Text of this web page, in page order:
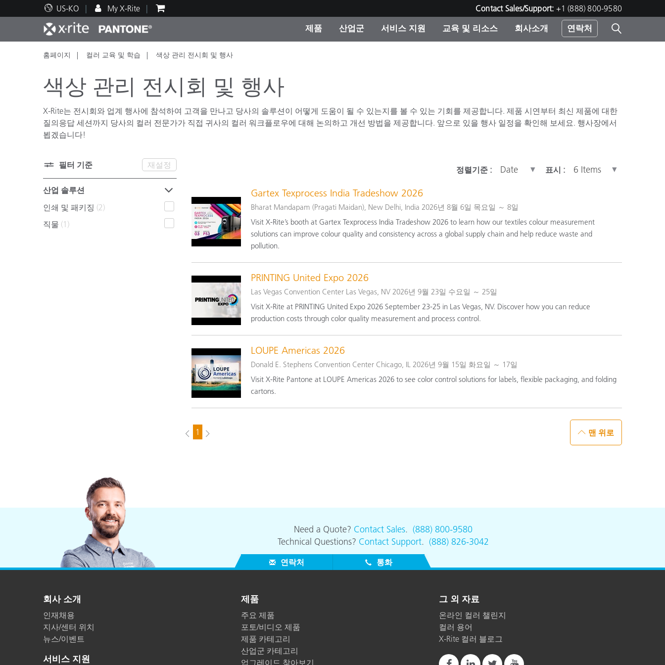
US-KO My X-Rite Contact Sales/Support: +1 (888) 800-9580
제품
주요 제품 제품 카테고리
산업군
인쇄 및 패키징
플라스틱
페인트 및 코팅
화장품 제조사
소비재
생명과학
소비자 가전제품
종이/페이퍼
내구재
서비스 지원
기술 지원 서비스 및 유지보수
교육 및 리소스
교육 리소스 교육
회사소개 연락처
홈페이지 컬러 교육 및 학습 색상 관리 전시회 및 행사
색상 관리 전시회 및 행사
X-Rite는 전시회와 업계 행사에 참석하여 고객을 만나고 당사의 솔루션이 어떻게 도움이 될 수 있는지를 볼 수 있는 기회를 제공합니다. 제품 시연부터 최신 제품에 대한
질의응답 세션까지 당사의 컬러 전문가가 직접 귀사의 컬러 워크플로우에 대해 논의하고 개선 방법을 제공합니다. 앞으로 있을 행사 일정을 확인해 보세요. 행사장에서
뵙겠습니다!
필터 기준 재설정
산업 솔루션
인쇄 및 패키징 (2)
직물 (1)
정렬기준 : 표시 :
Gartex Texprocess India Tradeshow 2026
Bharat Mandapam (Pragati Maidan), New Delhi, India 2026년 8월 6일 목요일 ～ 8일
Visit X-Rite’s booth at Gartex Texprocess India Tradeshow 2026 to learn how our textiles colour measurement
solutions can improve colour quality and consistency across a global supply chain and help reduce waste and
pollution.
PRINTING United Expo 2026
Las Vegas Convention Center Las Vegas, NV 2026년 9월 23일 수요일 ～ 25일
Visit X-Rite at PRINTING United Expo 2026 September 23-25 in Las Vegas, NV. Discover how you can reduce
production costs through color quality measurement and process control.
LOUPE Americas 2026
Donald E. Stephens Convention Center Chicago, IL 2026년 9월 15일 화요일 ～ 17일
Visit X-Rite Pantone at LOUPE Americas 2026 to see color control solutions for labels, flexible packaging, and folding
cartons.
1 맨 위로
Need a Quote? Contact Sales. (888) 800-9580
Technical Questions? Contact Support. (888) 826-3042
연락처 통화
회사 소개
인재채용
지사/센터 위치
뉴스/이벤트
서비스 지원
제품
주요 제품
포토/비디오 제품
제품 카테고리
산업군 카테고리
업그레이드 찾아보기
그 외 자료
온라인 컬러 챌린지
컬러 용어
X-Rite 컬러 블로그